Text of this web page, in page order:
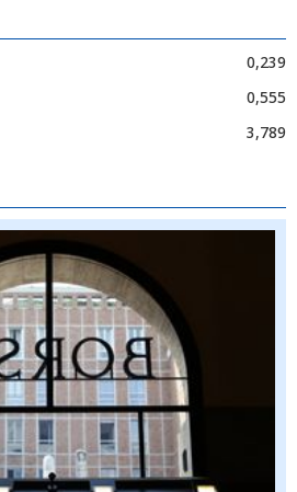
0,239
0,555
3,789